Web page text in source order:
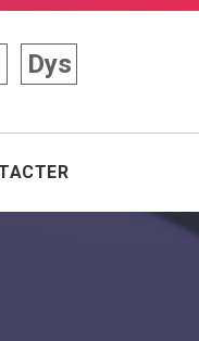
Dys